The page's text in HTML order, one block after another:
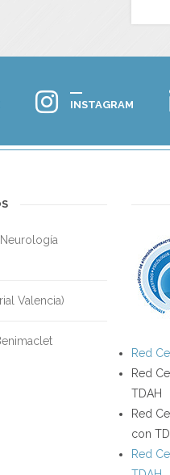
INSTAGRAM
Valencia)
Red
Red
TDAH
Red
con
Red